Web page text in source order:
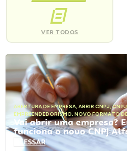
VER TODOS
ABERTURA DE EMPRESA, ABRIR CNPJ,
EMPREENDEDORISMO, NOVO FORMATO
Vai abrir uma empresa?
funciona o novo CNPJ
ACESSAR